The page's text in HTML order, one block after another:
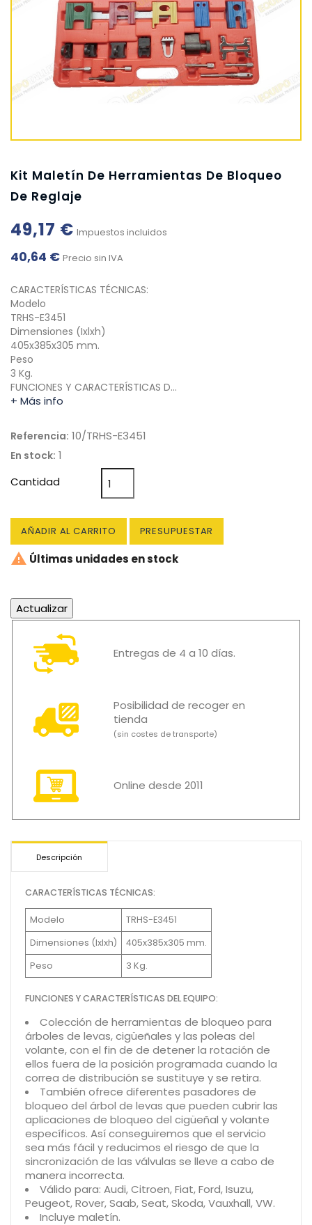
Kit Maletín De Herramientas De Bloqueo
De Reglaje
49,17 € Impuestos incluidos
40,64 € Precio sin IVA
CARACTERÍSTICAS TÉCNICAS:
Modelo
TRHS-E3451
Dimensiones (Ixlxh)
405x385x305 mm.
Peso
3 Kg.
FUNCIONES Y CARACTERÍSTICAS D…
+ Más info
Referencia: 10/TRHS-E3451
En stock: 1
Cantidad
AÑADIR AL CARRITO PRESUPUESTAR
 Últimas unidades en stock
Entregas de 4 a 10 días.
Posibilidad de recoger en
tienda
(sin costes de transporte)
Online desde 2011
Descripción
CARACTERÍSTICAS TÉCNICAS:
Modelo
TRHS-E3451
Dimensiones (Ixlxh)
405x385x305 mm.
Peso
3 Kg.
FUNCIONES Y CARACTERÍSTICAS DEL EQUIPO:
Colección de herramientas de bloqueo para
árboles de levas, cigüeñales y las poleas del
volante, con el fin de de detener la rotación de
ellos fuera de la posición programada cuando la
correa de distribución se sustituye y se retira.
También ofrece diferentes pasadores de
bloqueo del árbol de levas que pueden cubrir las
aplicaciones de bloqueo del cigüeñal y volante
específicos. Así conseguiremos que el servicio
sea más fácil y reducimos el riesgo de que la
sincronización de las válvulas se lleve a cabo de
manera incorrecta.
Válido para: Audi, Citroen, Fiat, Ford, Isuzu,
Peugeot, Rover, Saab, Seat, Skoda, Vauxhall, VW.
Incluye maletín.